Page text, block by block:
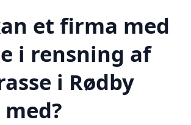
et firma med
i rensning af
i Rødby